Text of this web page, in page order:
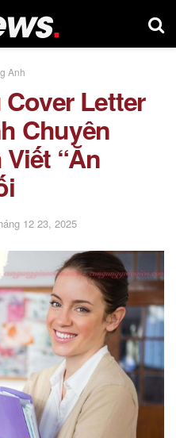
Anh
Letter
Chuyên
“Ăn
12 23, 2025